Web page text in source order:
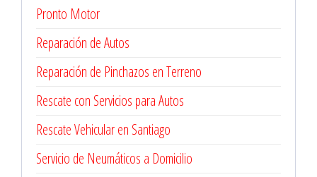
Pronto Motor
Reparación de Autos
Reparación de Pinchazos en Terreno
Rescate con Servicios para Autos
Rescate Vehicular en Santiago
Servicio de Neumáticos a Domicilio